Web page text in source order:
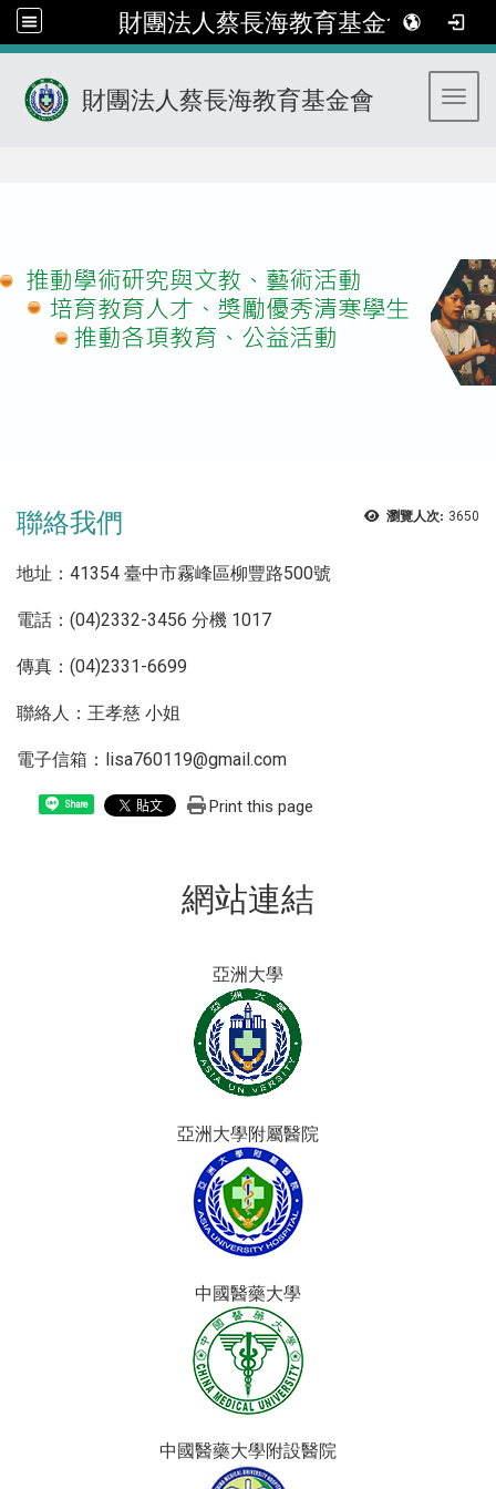
財團法人蔡長海教育基金會
財團法人蔡長海教育基金會
瀏覽人次: 3650
聯絡我們
地址：41354 臺中市霧峰區柳豐路500號
電話：(04)2332-3456 分機 1017
傳真：(04)2331-6699
聯絡人：王孝慈 小姐
電子信箱： lisa760119@gmail.com
Share Print this page
網站連結
亞洲大學
亞洲大學附屬醫院
中國醫藥大學
中國醫藥大學附設醫院